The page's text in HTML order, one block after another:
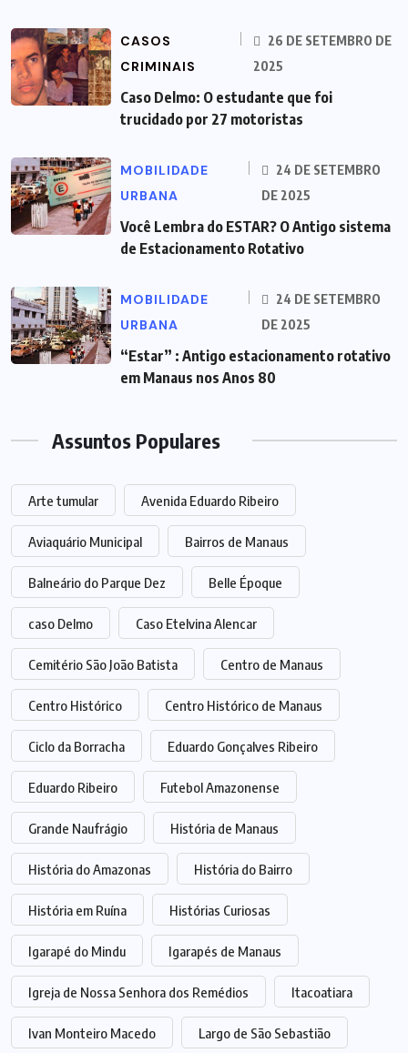
CASOS
CRIMINAIS
26 DE SETEMBRO DE
2025
Caso Delmo: O estudante que foi
trucidado por 27 motoristas
MOBILIDADE
URBANA
24 DE SETEMBRO
DE 2025
Você Lembra do ESTAR? O Antigo sistema
de Estacionamento Rotativo
MOBILIDADE
URBANA
24 DE SETEMBRO
DE 2025
“Estar” : Antigo estacionamento rotativo
em Manaus nos Anos 80
Assuntos Populares
Arte tumular Avenida Eduardo Ribeiro
Aviaquário Municipal Bairros de Manaus
Balneário do Parque Dez Belle Époque
caso Delmo Caso Etelvina Alencar
Cemitério São João Batista Centro de Manaus
Centro Histórico Centro Histórico de Manaus
Ciclo da Borracha Eduardo Gonçalves Ribeiro
Eduardo Ribeiro Futebol Amazonense
Grande Naufrágio História de Manaus
História do Amazonas História do Bairro
História em Ruína Histórias Curiosas
Igarapé do Mindu Igarapés de Manaus
Igreja de Nossa Senhora dos Remédios Itacoatiara
Ivan Monteiro Macedo Largo de São Sebastião